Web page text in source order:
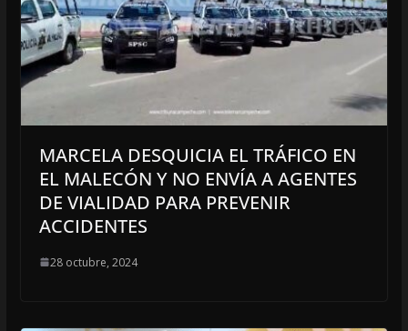
MARCELA DESQUICIA EL TRÁFICO EN
EL MALECÓN Y NO ENVÍA A AGENTES
DE VIALIDAD PARA PREVENIR
ACCIDENTES
28 octubre, 2024